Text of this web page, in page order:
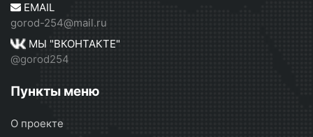
EMAIL
gorod-254@mail.ru
МЫ "ВКОНТАКТЕ"
@gorod254
Пункты меню
О проекте